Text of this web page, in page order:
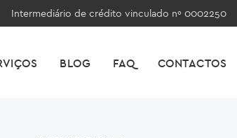
Intermediário de crédito vinculado nº 0002250
BLOG FAQ CONTACTOS